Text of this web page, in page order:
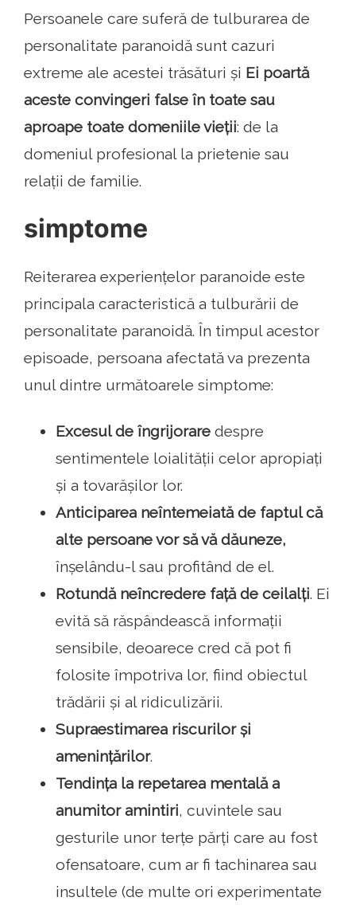
Persoanele care suferă de tulburarea de
personalitate paranoidă sunt cazuri
extreme ale acestei trăsături și Ei poartă
aceste convingeri false în toate sau
aproape toate domeniile vieții: de la
domeniul profesional la prietenie sau
relații de familie.
simptome
Reiterarea experiențelor paranoide este
principala caracteristică a tulburării de
personalitate paranoidă. În timpul acestor
episoade, persoana afectată va prezenta
unul dintre următoarele simptome:
Excesul de îngrijorare despre
sentimentele loialității celor apropiați
și a tovarășilor lor.
Anticiparea neîntemeiată de faptul că
alte persoane vor să vă dăuneze,
înșelându-l sau profitând de el.
Rotundă neîncredere față de ceilalți. Ei
evită să răspândească informații
sensibile, deoarece cred că pot fi
folosite împotriva lor, fiind obiectul
trădării și al ridiculizării.
Supraestimarea riscurilor și
amenințărilor.
Tendința la repetarea mentală a
anumitor amintiri, cuvintele sau
gesturile unor terțe părți care au fost
ofensatoare, cum ar fi tachinarea sau
insultele (de multe ori experimentate